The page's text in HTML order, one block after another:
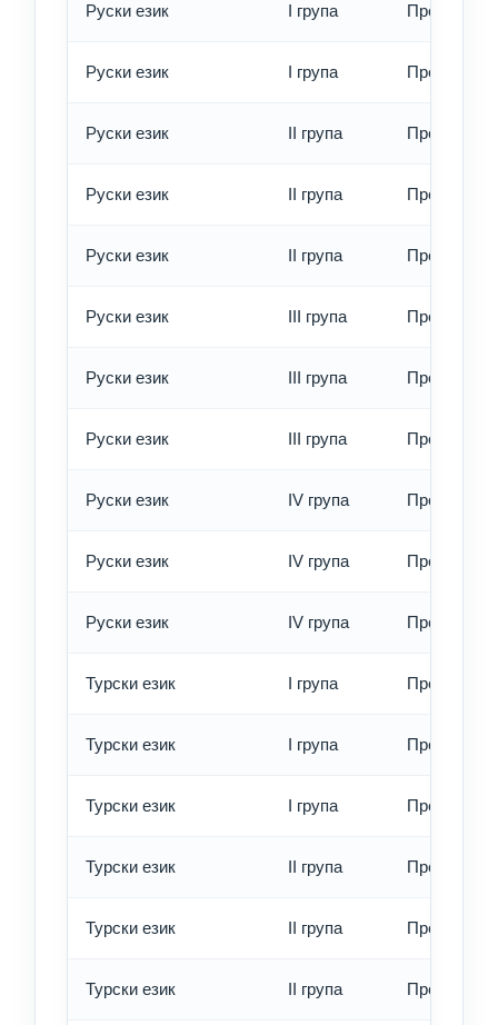
Руски език I група Превод -
Руски език I група Превод -
Руски език II група Превод -
Руски език II група Превод -
Руски език II група Превод -
Руски език III група Превод -
Руски език III група Превод -
Руски език III група Превод -
Руски език IV група Превод -
Руски език IV група Превод -
Руски език IV група Превод -
Турски език I група Превод -
Турски език I група Превод -
Турски език I група Превод -
Турски език II група Превод -
Турски език II група Превод -
Турски език II група Превод -